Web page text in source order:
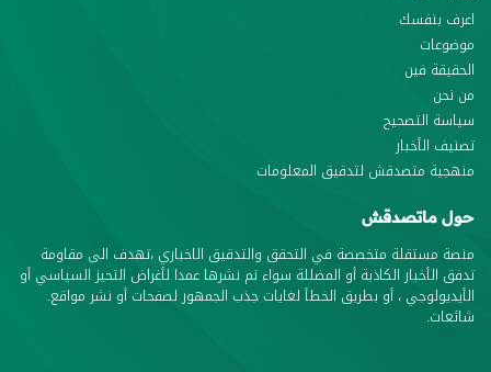
اعرف بنفسك
موضوعات
الحقيقة فين
من نحن
سياسة التصحيح
تصنيف الأخبار
منهجية متصدقش لتدقيق المعلومات
حول ماتصدقش
منصة مستقلة متخصصة في التحقق والتدقيق الاخباري ،تهدف الى مقاومة
تدفق الأخبار الكاذبة أو المضللة سواء تم نشرها عمدا لأغراض التحيز السياسي أو
الأيديولوجي ، أو بطريق الخطأ لغايات جذب الجمهور لصفحات أو نشر مواقع.
شائعات.